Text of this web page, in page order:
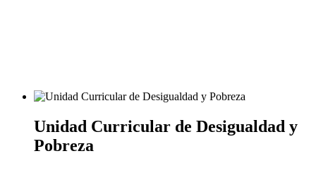
Unidad Curricular de Desigualdad y
Pobreza